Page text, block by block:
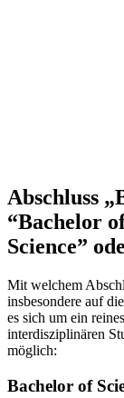
Abschluss
“Bachelor
Science”
Mit welchem
insbesondere auf
es sich um ein
interdisziplinären
möglich:
Bachelor of